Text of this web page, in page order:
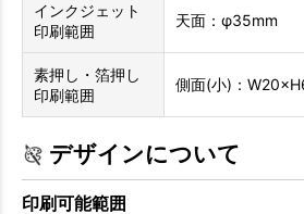
インクジェット
印刷範囲
天面：φ35mm
素押し・箔押し
印刷範囲
側面(小)：
デザインについて
印刷可能範囲